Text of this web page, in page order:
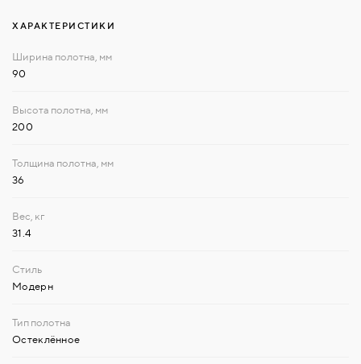
ХАРАКТЕРИСТИКИ
90
200
36
31.4
Модерн
Остеклённое